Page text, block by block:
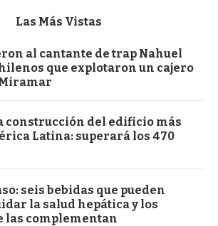
Las Más Vistas
al cantante de trap Nahuel
que explotaron un cajero
construcción del edificio más
Latina: superará los 470
seis bebidas que pueden
la salud hepática y los
las complementan